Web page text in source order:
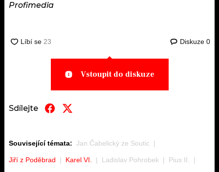
Profimedia
Diskuze 0
Vstoupit do diskuze
Sdílejte
Související témata: Jan Čabelický ze Soutic
Jiří z Poděbrad Karel VI. Ladislav Pohrobek Pius II.